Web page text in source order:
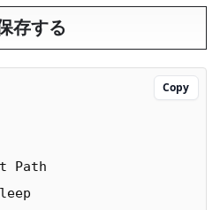
存する
Path
Copy